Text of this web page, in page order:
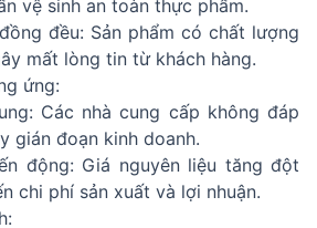
vệ sinh an toàn thực phẩm.
đều: Sản phẩm có chất lượng
mất lòng tin từ khách hàng.
ứng:
Các nhà cung cấp không đáp
gián đoạn kinh doanh.
động: Giá nguyên liệu tăng đột
chi phí sản xuất và lợi nhuận.